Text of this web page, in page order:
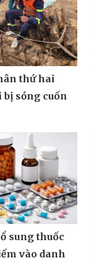
thứ hai
sóng cuốn
sung thuốc
vào danh